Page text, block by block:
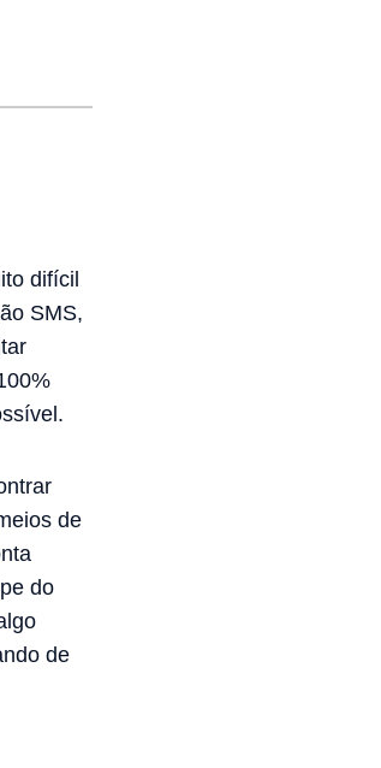
difícil
SMS,
de
do
de